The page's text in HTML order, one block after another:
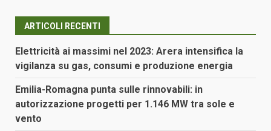
ARTICOLI RECENTI
Elettricità ai massimi nel 2023: Arera intensifica la
vigilanza su gas, consumi e produzione energia
Emilia-Romagna punta sulle rinnovabili: in
autorizzazione progetti per 1.146 MW tra sole e
vento